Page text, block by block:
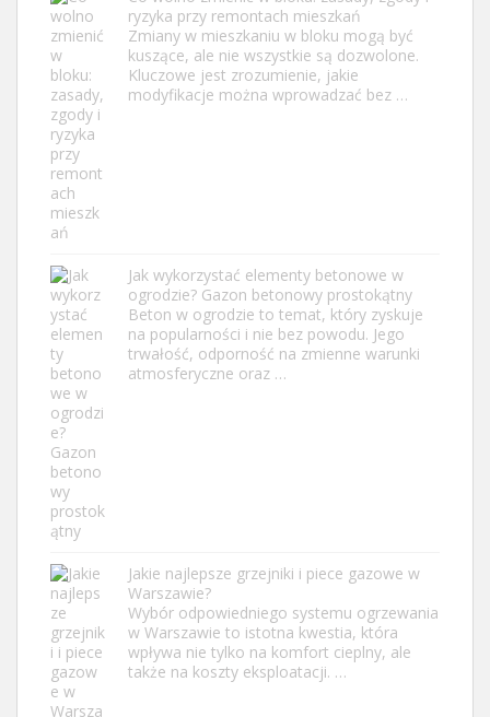
ryzyka przy remontach mieszkań
Zmiany w mieszkaniu w bloku mogą być
kuszące, ale nie wszystkie są dozwolone.
Kluczowe jest zrozumienie, jakie
modyfikacje można wprowadzać bez …
Jak wykorzystać elementy betonowe w
ogrodzie? Gazon betonowy prostokątny
Beton w ogrodzie to temat, który zyskuje
na popularności i nie bez powodu. Jego
trwałość, odporność na zmienne warunki
atmosferyczne oraz …
Jakie najlepsze grzejniki i piece gazowe w
Warszawie?
Wybór odpowiedniego systemu ogrzewania
w Warszawie to istotna kwestia, która
wpływa nie tylko na komfort cieplny, ale
także na koszty eksploatacji. …